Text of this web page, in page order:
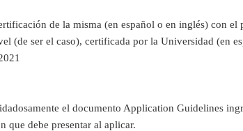
de la misma (en español o en inglés) con
(de ser el caso), certificada por la Universidad (en
el documento Application Guidelines
que debe presentar al aplicar.